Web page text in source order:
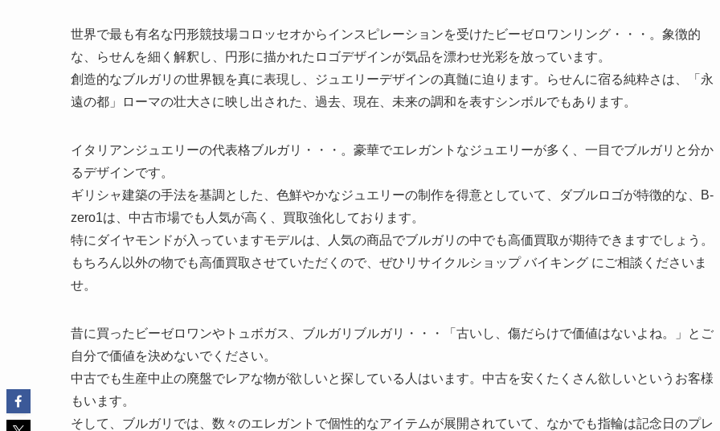
世界で最も有名な円形競技場コロッセオからインスピレーションを受けたビーゼロワンリング・・・。象徴的
な、らせんを細く解釈し、円形に描かれたロゴデザインが気品を漂わせ光彩を放っています。
創造的なブルガリの世界観を真に表現し、ジュエリーデザインの真髄に迫ります。らせんに宿る純粋さは、「永
遠の都」ローマの壮大さに映し出された、過去、現在、未来の調和を表すシンボルでもあります。
イタリアンジュエリーの代表格ブルガリ・・・。豪華でエレガントなジュエリーが多く、一目でブルガリと分か
るデザインです。
ギリシャ建築の手法を基調とした、色鮮やかなジュエリーの制作を得意としていて、ダブルロゴが特徴的な、B-
zero1は、中古市場でも人気が高く、買取強化しております。
特にダイヤモンドが入っていますモデルは、人気の商品でブルガリの中でも高価買取が期待できますでしょう。
もちろん以外の物でも高価買取させていただくので、ぜひリサイクルショップ バイキング にご相談くださいま
せ。
昔に買ったビーゼロワンやトュボガス、ブルガリブルガリ・・・「古いし、傷だらけで価値はないよね。」とご
自分で価値を決めないでください。
中古でも生産中止の廃盤でレアな物が欲しいと探している人はいます。中古を安くたくさん欲しいというお客様
もいます。
そして、ブルガリでは、数々のエレガントで個性的なアイテムが展開されていて、なかでも指輪は記念日のプレ